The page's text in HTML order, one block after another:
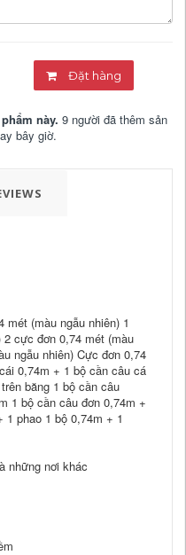
Đặt hàng
này. 9 người đã thêm sản
bây giờ.
(màu ngẫu nhiên) 1
cực đơn 0,74 mét (màu
ngẫu nhiên) Cực đơn 0,74
0,74m + 1 bộ cần câu cá
băng 1 bộ cần câu
1 bộ cần câu đơn 0,74m +
1 phao 1 bộ 0,74m + 1
những nơi khác